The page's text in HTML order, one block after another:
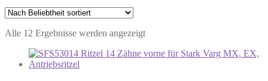
Alle 12 Ergebnisse werden angezeigtNach
sortiert